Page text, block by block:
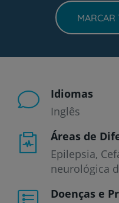
MARCAR
Idiomas
Inglês
Áreas de
Epilepsia,
neurológica
Doenças e